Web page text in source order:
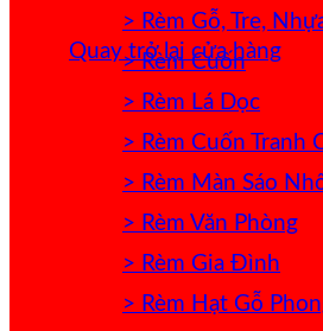
Quay trở lại cửa hàng
> Rèm Gỗ, Tre,
> Rèm Cuốn
> Rèm Lá Dọc
> Rèm Cuốn Tranh
> Rèm Màn Sáo
> Rèm Văn Phòng
> Rèm Gia Đình
> Rèm Hạt Gỗ